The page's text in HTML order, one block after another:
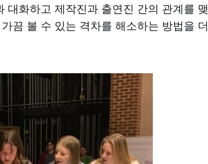
대화하고 제작진과 출연진 간의 관계를 맺
끔 볼 수 있는 격차를 해소하는 방법을 더